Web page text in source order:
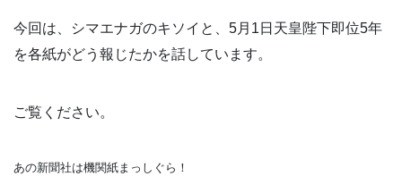
今回は、シマエナガのキソイと、5月1日天皇陛下即位5年
を各紙がどう報じたかを話しています。
ご覧ください。
あの新聞社は機関紙まっしぐら！